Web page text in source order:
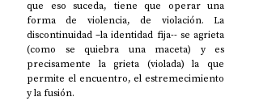
que eso suceda, tiene que operar una
forma de violencia, de violación. La
discontinuidad –la identidad fija-- se agrieta
(como se quiebra una maceta) y es
precisamente la grieta (violada) la que
permite el encuentro, el estremecimiento
y la fusión.